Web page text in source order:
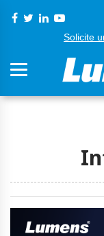
Solicite